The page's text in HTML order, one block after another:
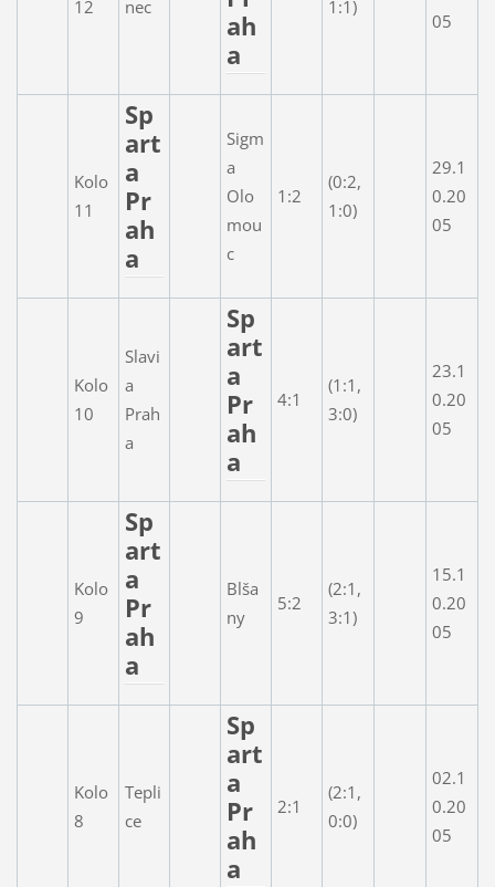
12 nec
ah
a
1:1)
05
Kolo
11
Sp
art
a
Pr
ah
a
Sigm
a
Olo
mou
c
1:2
(0:2,
1:0)
29.1
0.20
05
Kolo
10
Slavi
a
Prah
a
Sp
art
a
Pr
ah
a
4:1
(1:1,
3:0)
23.1
0.20
05
Kolo
9
Sp
art
a
Pr
ah
a
Blša
ny
5:2
(2:1,
3:1)
15.1
0.20
05
Kolo
8
Tepli
ce
Sp
art
a
Pr
ah
a
2:1
(2:1,
0:0)
02.1
0.20
05